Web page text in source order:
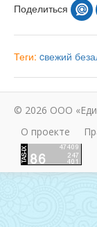
Поделиться
Теги: cвежий
© 2026 ООО
О проекте